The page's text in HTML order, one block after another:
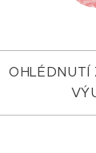
OHLÉDNUTÍ